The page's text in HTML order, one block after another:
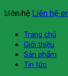
Liên hệ Liên hệ
Menu
Trang chủ
Giới thiệu
Sản phẩm
Tin tức